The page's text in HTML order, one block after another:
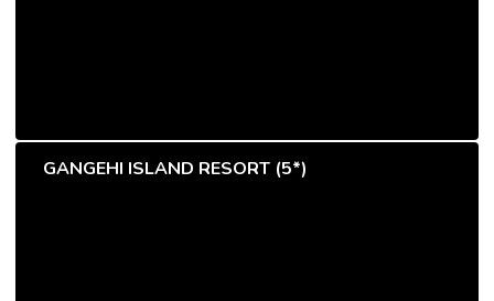
GANGEHI ISLAND RESORT (5*)